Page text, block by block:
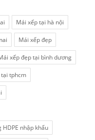
Mái xếp tại hà nội
Mái xếp đẹp
xếp đẹp tại bình dương
tphcm
HDPE nhập khẩu